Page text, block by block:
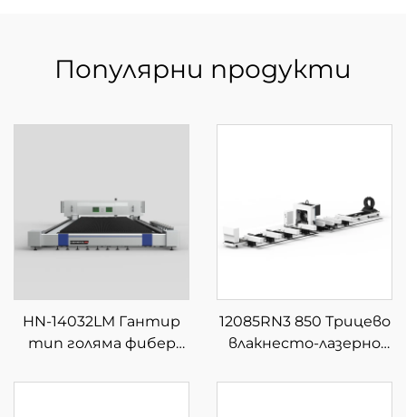
Популярни продукти
HN-14032LM Гантир
тип голяма фибер
рязане
12085RN3 850 Трицево
влакнесто-лазерно
рязане на тръби